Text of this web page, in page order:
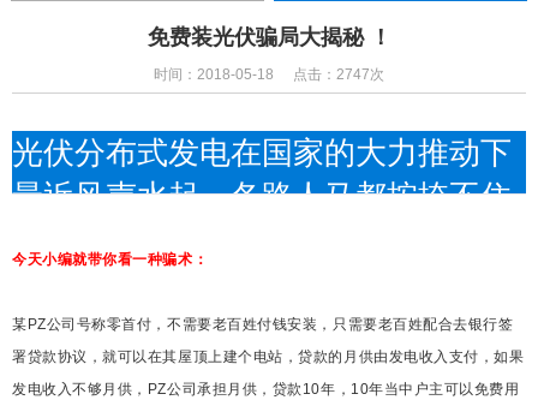
免费装光伏骗局大揭秘 ！
时间：2018-05-18 点击：2747次
光伏分布式发电在国家的大力推动下
最近风声水起，各路人马都按捺不住
是乎各种零首付，装电站不要老百姓
出钱的骗术大张旗鼓地就出现了。
今天小编就带你看一种骗术：
某PZ公司号称零首付，不需要老百姓付钱安装，只需要老百姓配合去银行签
署贷款协议，就可以在其屋顶上建个电站，贷款的月供由发电收入支付，如果
发电收入不够月供，PZ公司承担月供，贷款10年，10年当中户主可以免费用